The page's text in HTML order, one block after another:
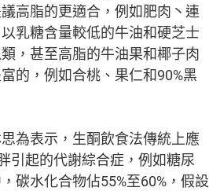
高脂的更適合，例如肥肉丶連
乳糖含量較低的牛油和硬芝士
，甚至高脂的牛油果和椰子肉
的，例如合桃、果仁和90%黑
為表示，生酮飲食法傳統上應
引起的代謝綜合症，例如糖尿
碳水化合物佔55%至60%，假設